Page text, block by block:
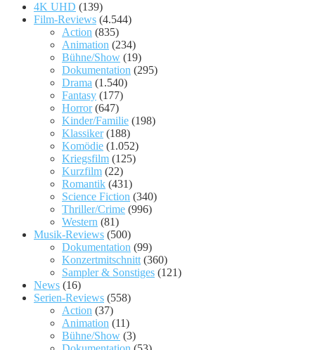
4K UHD (139)
Film-Reviews (4.544)
Action (835)
Animation (234)
Bühne/Show (19)
Dokumentation (295)
Drama (1.540)
Fantasy (177)
Horror(647)
Kinder/Familie (198)
Klassiker(188)
Komödie (1.052)
Kriegsfilm (125)
Kurzfilm (22)
Romantik (431)
Science Fiction (340)
Thriller/Crime (996)
Western (81)
Musik-Reviews (500)
Dokumentation (99)
Konzertmitschnitt(360)
Sampler & Sonstiges (121)
News (16)
Serien-Reviews (558)
Action (37)
Animation (11)
Bühne/Show (3)